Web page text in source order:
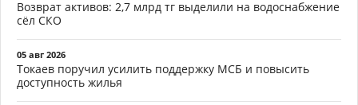
Возврат активов: 2,7 млрд тг выделили на водоснабжение
сёл СКО
05 авг 2026
Токаев поручил усилить поддержку МСБ и повысить
доступность жилья